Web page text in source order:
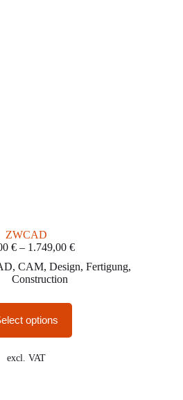
ZWCAD
€– 1.749,00 €
, CAM, Design, Fertigung,
Construction
options
excl. VAT